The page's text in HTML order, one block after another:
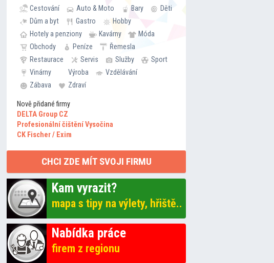
Cestování Auto & Moto Bary
Děti
Dům a byt
Gastro
Hobby
Hotely a penziony
Kavárny
Móda
Obchody
Peníze
Řemesla
Restaurace
Servis Služby
Sport
Vinárny
Výroba
Vzdělávání
Zábava
Zdraví
Nově přidané firmy
DELTA Group CZ
Profesionální čištění Vysočina
CK Fischer / Exim
CHCI ZDE MÍT SVOJI FIRMU
Kam vyrazit?
mapa s tipy na výlety, hřiště..
Nabídka práce
firem z regionu